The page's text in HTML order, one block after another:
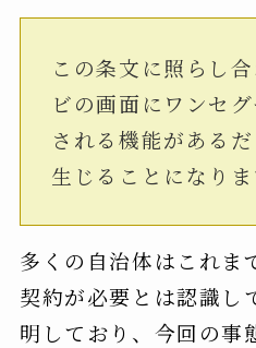
この条文に照らし
ビの画面にワンセ
される機能がある
生じることになりま
多くの自治体はこれま
契約が必要とは認識し
明しており、今回の事